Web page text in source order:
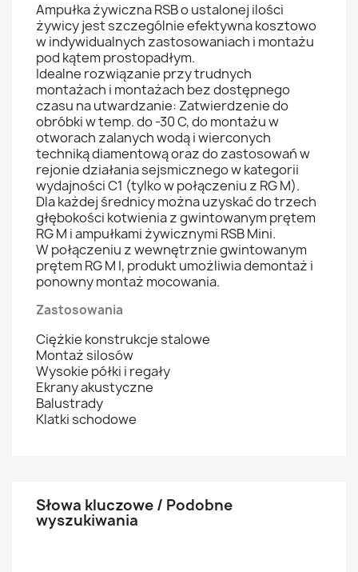
Ampułka żywiczna RSB o ustalonej ilości
żywicy jest szczególnie efektywna kosztowo
w indywidualnych zastosowaniach i montażu
pod kątem prostopadłym.
Idealne rozwiązanie przy trudnych
montażach i montażach bez dostępnego
czasu na utwardzanie: Zatwierdzenie do
obróbki w temp. do -30 C, do montażu w
otworach zalanych wodą i wierconych
techniką diamentową oraz do zastosowań w
rejonie działania sejsmicznego w kategorii
wydajności C1 (tylko w połączeniu z RG M).
Dla każdej średnicy można uzyskać do trzech
głębokości kotwienia z gwintowanym prętem
RG M i ampułkami żywicznymi RSB Mini.
W połączeniu z wewnętrznie gwintowanym
prętem RG M I, produkt umożliwia demontaż i
ponowny montaż mocowania.
Zastosowania
Ciężkie konstrukcje stalowe
Montaż silosów
Wysokie półki i regały
Ekrany akustyczne
Balustrady
Klatki schodowe
Słowa kluczowe / Podobne
wyszukiwania